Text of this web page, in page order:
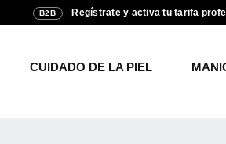
B2B Regístrate y activa tu tarifa
CUIDADO DE LA PIEL